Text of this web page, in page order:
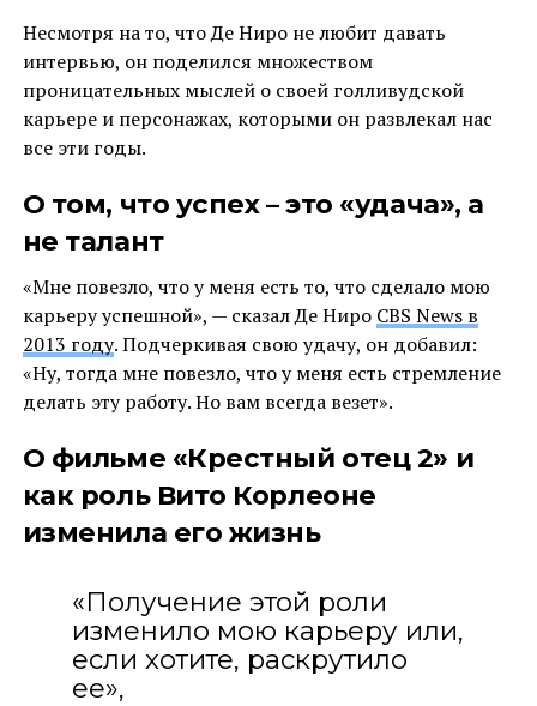
Несмотря на то, что Де Ниро не любит давать
интервью, он поделился множеством
проницательных мыслей о своей голливудской
карьере и персонажах, которыми он развлекал нас
все эти годы.
О том, что успех – это «удача», а
не талант
«Мне повезло, что у меня есть то, что сделало мою
карьеру успешной», — сказал Де Ниро CBS News в
2013 году. Подчеркивая свою удачу, он добавил:
«Ну, тогда мне повезло, что у меня есть стремление
делать эту работу. Но вам всегда везет».
О фильме «Крестный отец 2» и
как роль Вито Корлеоне
изменила его жизнь
«Получение этой роли
изменило мою карьеру или,
если хотите, раскрутило
ее»,